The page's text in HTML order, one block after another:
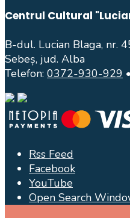
Centrul Cultural
B-dul. Lucian Blaga, nr.
Sebeș, jud. Alba
Telefon: 0372-930-929
Rss Feed
Facebook
YouTube
Open Search